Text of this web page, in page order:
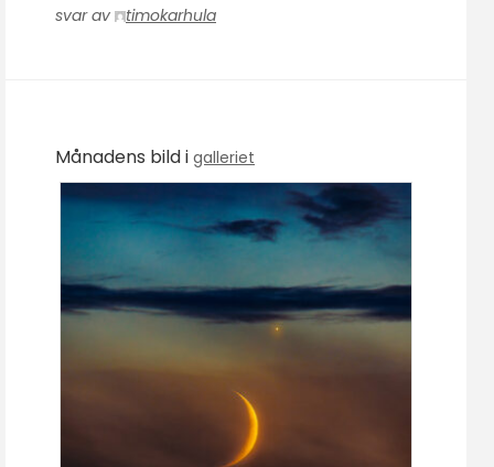
svar av
timokarhula
Månadens bild i galleriet